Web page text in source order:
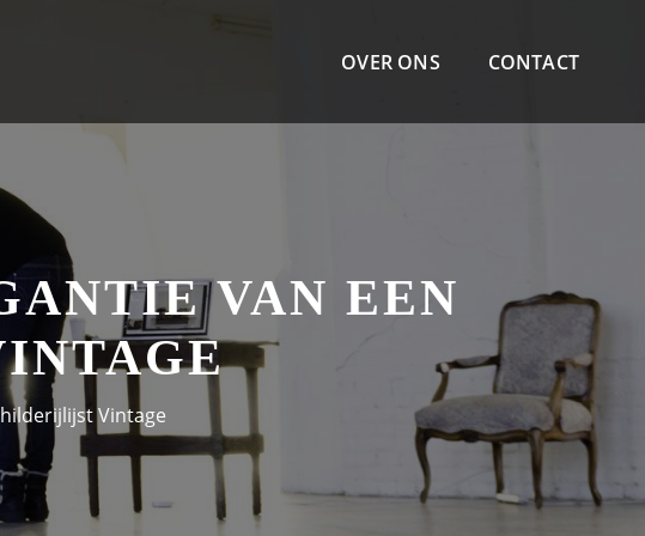
OVER ONS CONTACT
VAN EEN
Vintage